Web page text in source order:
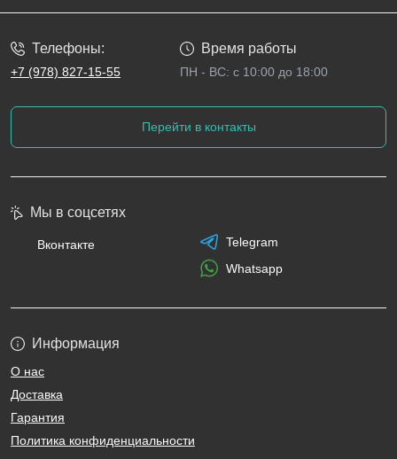
Телефоны:
+7 (978) 827-15-55
Время работы
ПН - ВС: с 10:00 до 18:00
Перейти в контакты
Информация
О нас
Доставка
Гарантия
Политика конфиденциальности
Мы в соцсетях
Вконтакте
Telegram
Whatsapp